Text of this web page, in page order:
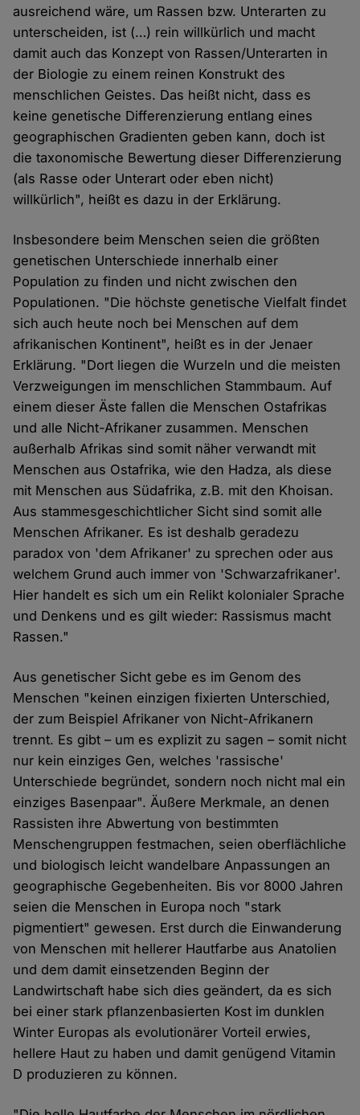
ausreichend wäre, um Rassen bzw. Unterarten zu
unterscheiden, ist (…) rein willkürlich und macht
damit auch das Konzept von Rassen/Unterarten in
der Biologie zu einem reinen Konstrukt des
menschlichen Geistes. Das heißt nicht, dass es
keine genetische Differenzierung entlang eines
geographischen Gradienten geben kann, doch ist
die taxonomische Bewertung dieser Differenzierung
(als Rasse oder Unterart oder eben nicht)
willkürlich", heißt es dazu in der Erklärung.
Insbesondere beim Menschen seien die größten
genetischen Unterschiede innerhalb einer
Population zu finden und nicht zwischen den
Populationen. "Die höchste genetische Vielfalt findet
sich auch heute noch bei Menschen auf dem
afrikanischen Kontinent", heißt es in der Jenaer
Erklärung. "Dort liegen die Wurzeln und die meisten
Verzweigungen im menschlichen Stammbaum. Auf
einem dieser Äste fallen die Menschen Ostafrikas
und alle Nicht-Afrikaner zusammen. Menschen
außerhalb Afrikas sind somit näher verwandt mit
Menschen aus Ostafrika, wie den Hadza, als diese
mit Menschen aus Südafrika, z.B. mit den Khoisan.
Aus stammesgeschichtlicher Sicht sind somit alle
Menschen Afrikaner. Es ist deshalb geradezu
paradox von 'dem Afrikaner' zu sprechen oder aus
welchem Grund auch immer von 'Schwarzafrikaner'.
Hier handelt es sich um ein Relikt kolonialer Sprache
und Denkens und es gilt wieder: Rassismus macht
Rassen."
Aus genetischer Sicht gebe es im Genom des
Menschen "keinen einzigen fixierten Unterschied,
der zum Beispiel Afrikaner von Nicht-Afrikanern
trennt. Es gibt – um es explizit zu sagen – somit nicht
nur kein einziges Gen, welches 'rassische'
Unterschiede begründet, sondern noch nicht mal ein
einziges Basenpaar". Äußere Merkmale, an denen
Rassisten ihre Abwertung von bestimmten
Menschengruppen festmachen, seien oberflächliche
und biologisch leicht wandelbare Anpassungen an
geographische Gegebenheiten. Bis vor 8000 Jahren
seien die Menschen in Europa noch "stark
pigmentiert" gewesen. Erst durch die Einwanderung
von Menschen mit hellerer Hautfarbe aus Anatolien
und dem damit einsetzenden Beginn der
Landwirtschaft habe sich dies geändert, da es sich
bei einer stark pflanzenbasierten Kost im dunklen
Winter Europas als evolutionärer Vorteil erwies,
hellere Haut zu haben und damit genügend Vitamin
D produzieren zu können.